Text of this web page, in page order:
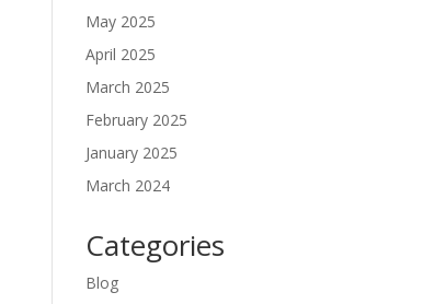
May 2025
April 2025
March 2025
February 2025
January 2025
March 2024
Categories
Blog